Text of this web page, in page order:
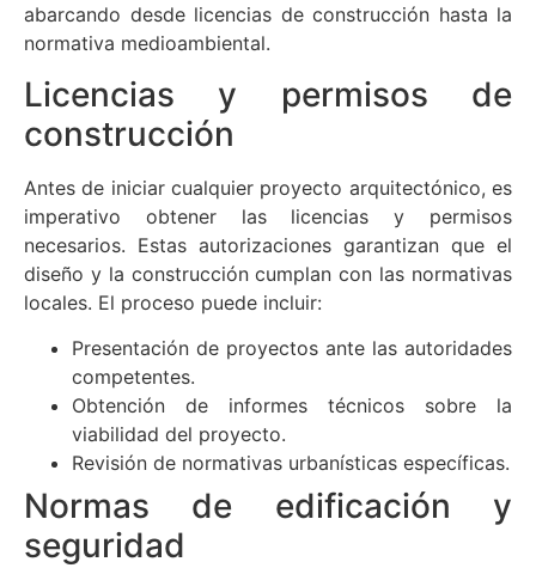
abarcando desde licencias de construcción hasta la
normativa medioambiental.
Licencias y permisos de
construcción
Antes de iniciar cualquier proyecto arquitectónico, es
imperativo obtener las licencias y permisos
necesarios. Estas autorizaciones garantizan que el
diseño y la construcción cumplan con las normativas
locales. El proceso puede incluir:
Presentación de proyectos ante las autoridades
competentes.
Obtención de informes técnicos sobre la
viabilidad del proyecto.
Revisión de normativas urbanísticas específicas.
Normas de edificación y
seguridad